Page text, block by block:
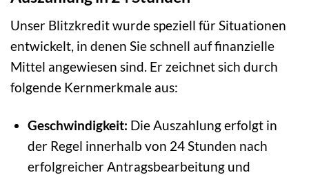
Unser Blitzkredit wurde speziell für Situationen
entwickelt, in denen Sie schnell auf finanzielle
Mittel angewiesen sind. Er zeichnet sich durch
folgende Kernmerkmale aus:
Geschwindigkeit: Die Auszahlung erfolgt in
der Regel innerhalb von 24 Stunden nach
erfolgreicher Antragsbearbeitung und